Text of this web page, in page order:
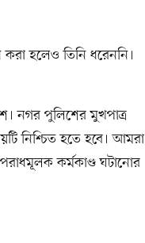
হলেও তিনি ধরেননি।
নগর পুলিশের মুখপাত্র
নিশ্চিত হতে হবে। আমরা
কর্মকাণ্ড ঘটানোর